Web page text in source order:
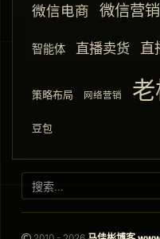
微信电商 微信营销
智能体 直播卖货 直
策略布局 网络营销
豆包